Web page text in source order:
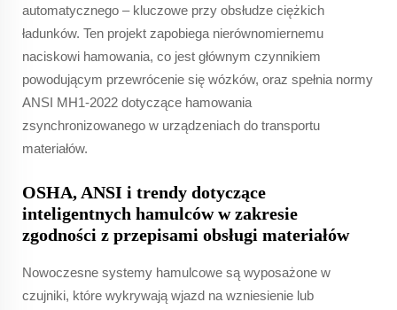
automatycznego – kluczowe przy obsłudze ciężkich
ładunków. Ten projekt zapobiega nierównomiernemu
naciskowi hamowania, co jest głównym czynnikiem
powodującym przewrócenie się wózków, oraz spełnia normy
ANSI MH1-2022 dotyczące hamowania
zsynchronizowanego w urządzeniach do transportu
materiałów.
OSHA, ANSI i trendy dotyczące
inteligentnych hamulców w zakresie
zgodności z przepisami obsługi materiałów
Nowoczesne systemy hamulcowe są wyposażone w
czujniki, które wykrywają wjazd na wzniesienie lub